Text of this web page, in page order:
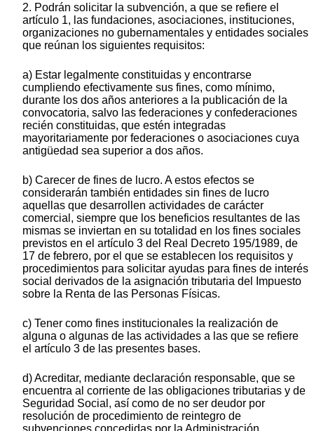
2. Podrán solicitar la subvención, a que se refiere el
artículo 1, las fundaciones, asociaciones, instituciones,
organizaciones no gubernamentales y entidades sociales
que reúnan los siguientes requisitos:
a) Estar legalmente constituidas y encontrarse
cumpliendo efectivamente sus fines, como mínimo,
durante los dos años anteriores a la publicación de la
convocatoria, salvo las federaciones y confederaciones
recién constituidas, que estén integradas
mayoritariamente por federaciones o asociaciones cuya
antigüedad sea superior a dos años.
b) Carecer de fines de lucro. A estos efectos se
considerarán también entidades sin fines de lucro
aquellas que desarrollen actividades de carácter
comercial, siempre que los beneficios resultantes de las
mismas se inviertan en su totalidad en los fines sociales
previstos en el artículo 3 del Real Decreto 195/1989, de
17 de febrero, por el que se establecen los requisitos y
procedimientos para solicitar ayudas para fines de interés
social derivados de la asignación tributaria del Impuesto
sobre la Renta de las Personas Físicas.
c) Tener como fines institucionales la realización de
alguna o algunas de las actividades a las que se refiere
el artículo 3 de las presentes bases.
d) Acreditar, mediante declaración responsable, que se
encuentra al corriente de las obligaciones tributarias y de
Seguridad Social, así como de no ser deudor por
resolución de procedimiento de reintegro de
subvenciones concedidas por la Administración.